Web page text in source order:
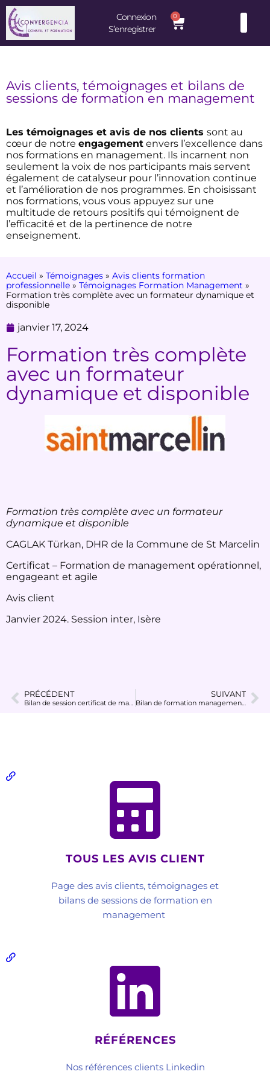
Connexion
S’enregistrer
0
Avis clients, témoignages et bilans de
sessions de formation en management
Les témoignages et avis de nos clients sont au
cœur de notre engagement envers l’excellence dans
nos formations en management. Ils incarnent non
seulement la voix de nos participants mais servent
également de catalyseur pour l’innovation continue
et l’amélioration de nos programmes. En choisissant
nos formations, vous vous appuyez sur une
multitude de retours positifs qui témoignent de
l’efficacité et de la pertinence de notre
enseignement.
Accueil » Témoignages » Avis clients formation
professionnelle » Témoignages Formation Management »
Formation très complète avec un formateur dynamique et
disponible
janvier 17, 2024
Formation très complète
avec un formateur
dynamique et disponible
Formation très complète avec un formateur
dynamique et disponible
CAGLAK Türkan, DHR de la Commune de St Marcelin
Certificat – Formation de management opérationnel,
engageant et agile
Avis client
Janvier 2024. Session inter, Isère
PRÉCÉDENT SUIVANT
Bilan de formation management opérationnel auprès d’un groupe d’agent de collectivité publique
TOUS LES AVIS CLIENT
Page des avis clients, témoignages et
bilans de sessions de formation en
management ​
RÉFÉRENCES
Nos références clients Linkedin